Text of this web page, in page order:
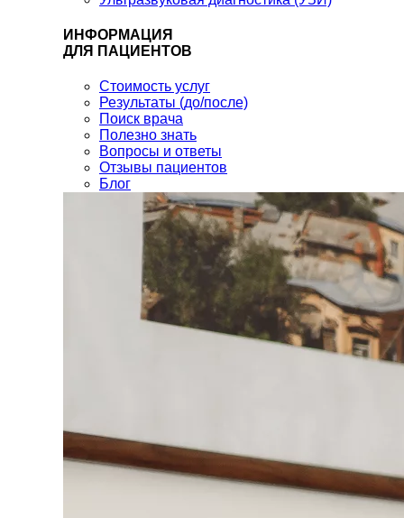
ИНФОРМАЦИЯ
ДЛЯ ПАЦИЕНТОВ
Стоимость услуг
Результаты (до/после)
Поиск врача
Полезно знать
Вопросы и ответы
Отзывы пациентов
Блог